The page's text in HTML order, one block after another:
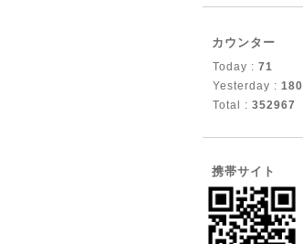
カウンター
Today : 71
Yesterday : 180
Total : 352967
携帯サイト